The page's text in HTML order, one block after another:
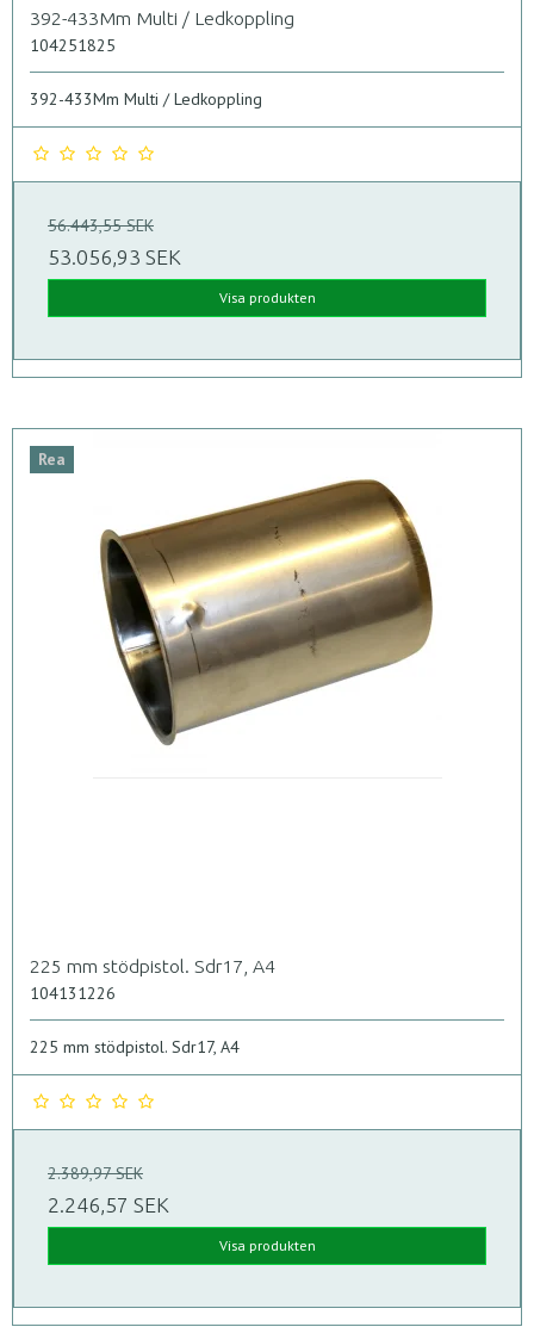
392-433Mm Multi / Ledkoppling
104251825
392-433Mm Multi / Ledkoppling
56.443,55 SEK
53.056,93 SEK
Visa produkten
Rea
225 mm stödpistol. Sdr17, A4
104131226
225 mm stödpistol. Sdr17, A4
2.389,97 SEK
2.246,57 SEK
Visa produkten